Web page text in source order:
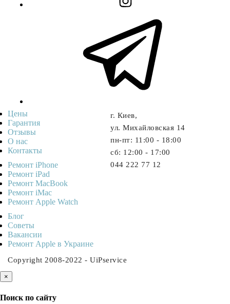
г. Киев,
ул. Михайловская 14
пн-пт: 11:00 - 18:00
cб: 12:00 - 17:00
044 222 77 12
Цены
Гарантия
Отзывы
О нас
Контакты
Ремонт iPhone
Ремонт iPad
Ремонт MacBook
Ремонт iMac
Ремонт Apple Watch
Блог
Советы
Ваканcии
Ремонт Apple в Украине
Copyright 2008-2022 - UiPservice
×
Поиск по сайту